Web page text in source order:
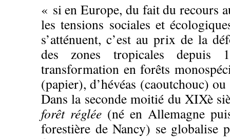
« si en Europe, du fait du recours
les tensions sociales et
s’atténuent, c’est au prix de la
des zones tropicales
transformation en forêts
(papier), d’hévéas (caoutchouc)
Dans la seconde moitié du XIXè
forêt réglée (né en Allemagne
forestière de Nancy) se globalise